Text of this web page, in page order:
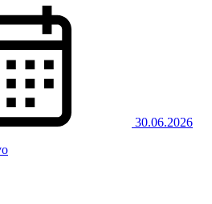
30.06.2026